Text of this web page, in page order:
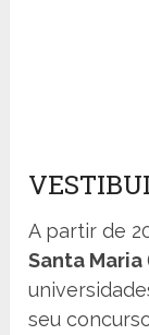
A partir de
Santa Maria
seu